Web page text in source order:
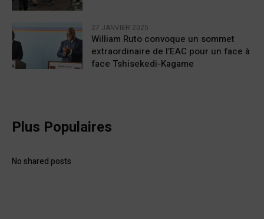
27 JANVIER 2025
William Ruto convoque un sommet
extraordinaire de l’EAC pour un face à
face Tshisekedi-Kagame
Plus Populaires
No shared posts